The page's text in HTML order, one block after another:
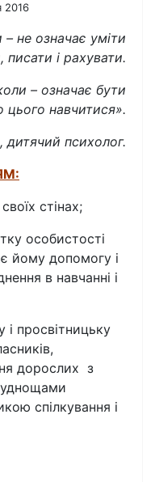
2016
не означає уміти
писати і рахувати.
– означає бути
цього навчитися».
дитячий психолог.
стінах;
особистості
йому допомогу і
в навчанні і
і просвітницьку
дорослих з
спілкування і